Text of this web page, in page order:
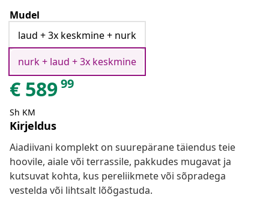
Mudel
laud + 3x keskmine + nurk
nurk + laud + 3x keskmine
€ 58999
Sh KM
Kirjeldus
Aiadiivani komplekt on suurepärane täiendus teie
hoovile, aiale või terrassile, pakkudes mugavat ja
kutsuvat kohta, kus pereliikmete või sõpradega
vestelda või lihtsalt lõõgastuda.